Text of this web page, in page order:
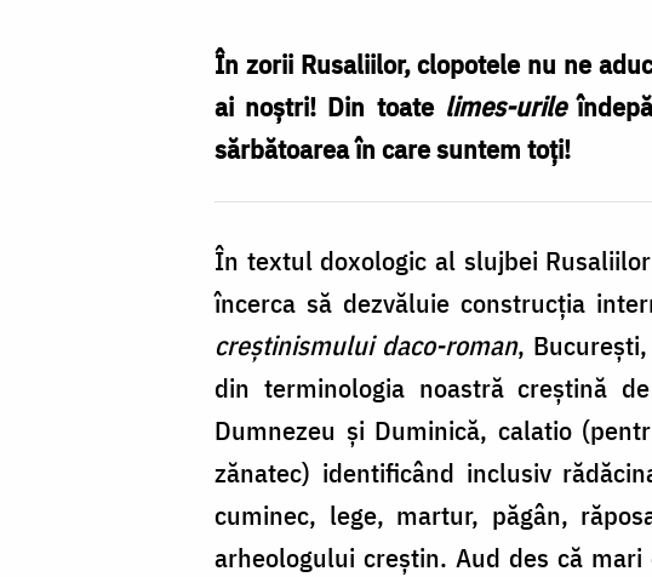
În zorii Rusaliilor, clopotele nu ne
ai noștri! Din toate limes-urile
sărbătoarea în care suntem toți!
În textul doxologic al slujbei
încerca să dezvăluie construcția
creștinismului daco-roman,
din terminologia noastră creștină
Dumnezeu și Duminică, calatio
zănatec) identificând inclusiv
cuminec, lege, martur, păgân,
arheologului creștin. Aud des că